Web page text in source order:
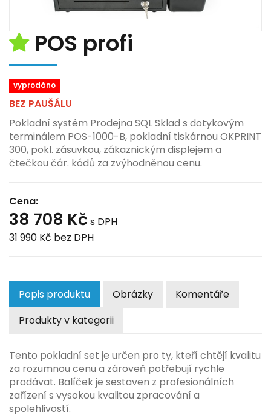
POS profi
vyprodáno
BEZ PAUŠÁLU
Pokladní systém Prodejna SQL Sklad s dotykovým
terminálem POS-1000-B, pokladní tiskárnou OKPRINT
300, pokl. zásuvkou, zákaznickým displejem a
čtečkou čár. kódů za zvýhodněnou cenu.
Cena:
38 708 Kč s DPH
31 990 Kč bez DPH
Popis produktu Obrázky
Komentáře
Produkty v kategorii
Tento pokladní set je určen pro ty, kteří chtějí kvalitu
za rozumnou cenu a zároveň potřebují rychle
prodávat. Balíček je sestaven z profesionálních
zařízení s vysokou kvalitou zpracování a
spolehlivostí.